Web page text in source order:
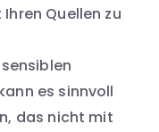
Quellen zu
es sinnvoll
das nicht mit